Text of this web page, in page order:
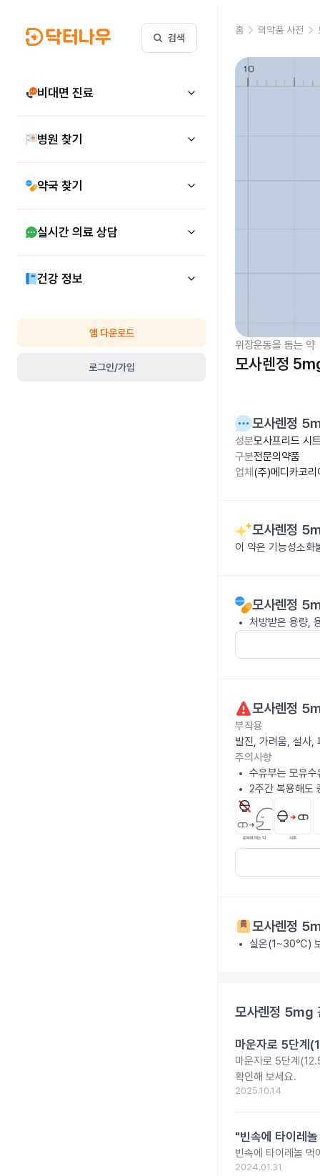
검색
비대면 진료
병원 찾기
약국 찾기
실시간 의료 상담
건강 정보
앱 다운로드
로그인/가입
홈 의약품 사전
위장운동을 돕는 약
모사렌정
모사렌정
성분모사프리드 시
구분전문의약품
업체 (주)메디카코리
모사렌정
이 약은 기능성소화
모사렌정
처방받은 용량,
모사렌정
부작용
발진, 가려움, 설사,
주의사항
수유부는 모유
2주간 복용해도
모사렌정
실온(1~30℃)
모사렌정 5mg
마운자로 5단계
마운자로 5단계
확인해 보세요.
2025.10.14
"빈속에 타이레
빈속에 타이레놀 먹
2024.01.31